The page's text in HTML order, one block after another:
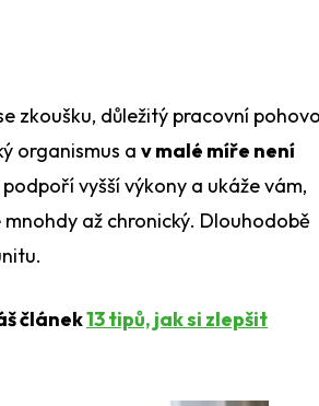
zkoušku, důležitý pracovní
organismus a v malé míře není
vyšší výkony a ukáže vám,
až chronický. Dlouhodobě
článek13 tipů, jak si zlepšit